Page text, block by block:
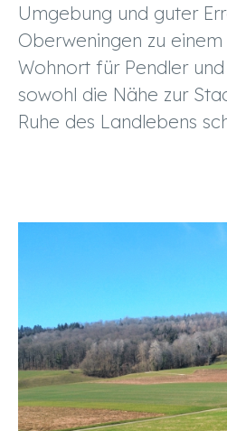
Umgebung und guter
Oberweningen zu
Wohnort für Pendler
sowohl die Nähe zur
Ruhe des Landlebens